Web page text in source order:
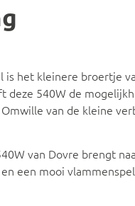
is het kleinere broertje
deze 540W de
van de kleine
van Dovre brengt
een mooi